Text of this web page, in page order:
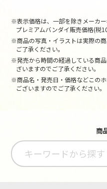
※表示価格は、一部を除きメーカ
プレミアムバンダイ販売価格(税
※商品の写真・イラストは実際の
ご了承ください。
※発売から時間の経過している商
ざいますのでご了承ください。
※商品名・発売日・価格などこの
ございますのでご了承ください。
商